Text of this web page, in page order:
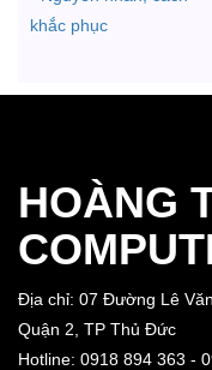
HOÀNG
Địa chỉ: 07 Đường Lê
Quận 2, TP Thủ Đức
Hotline: 0918 894 363 -